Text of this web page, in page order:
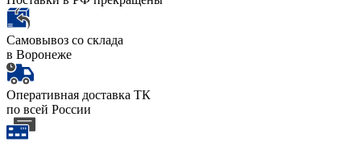
Самовывоз со склада
в Воронеже
Оперативная доставка ТК
по всей России